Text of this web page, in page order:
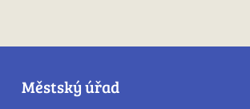
Městský úřad